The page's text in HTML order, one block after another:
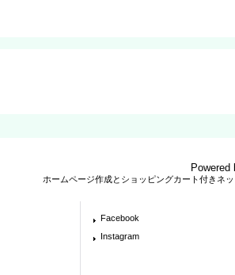
Powered
ホームページ作成とショッピングカート付きネ
Facebook
Instagram